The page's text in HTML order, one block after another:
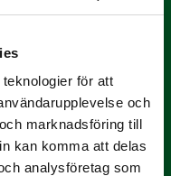
för att
och
marknadsföring till
kan komma att delas
analysföretag som